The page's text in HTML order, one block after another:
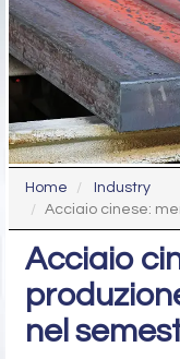
Home
Industry
Acciaio cinese:
Acciaio
nel